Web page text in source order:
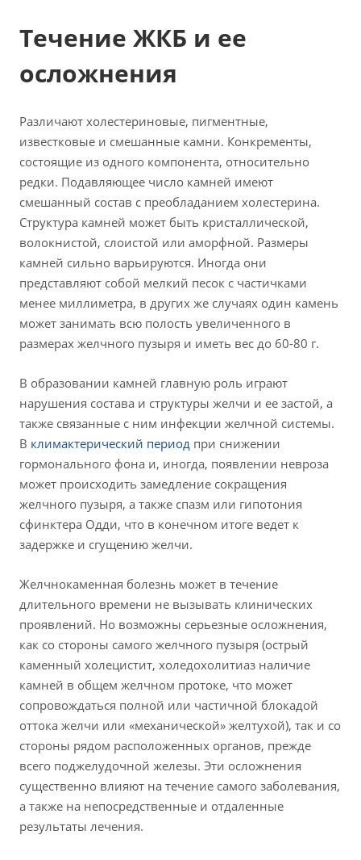
Течение ЖКБ и ее
осложнения
Различают холестериновые, пигментные,
известковые и смешанные камни. Конкременты,
состоящие из одного компонента, относительно
редки. Подавляющее число камней имеют
смешанный состав с преобладанием холестерина.
Структура камней может быть кристаллической,
волокнистой, слоистой или аморфной. Размеры
камней сильно варьируются. Иногда они
представляют собой мелкий песок с частичками
менее миллиметра, в других же случаях один камень
может занимать всю полость увеличенного в
размерах желчного пузыря и иметь вес до 60-80 г.
В образовании камней главную роль играют
нарушения состава и структуры желчи и ее застой, а
также связанные с ним инфекции желчной системы.
В климактерический период при снижении
гормонального фона и, иногда, появлении невроза
может происходить замедление сокращения
желчного пузыря, а также спазм или гипотония
сфинктера Одди, что в конечном итоге ведет к
задержке и сгущению желчи.
Желчнокаменная болезнь может в течение
длительного времени не вызывать клинических
проявлений. Но возможны серьезные осложнения,
как со стороны самого желчного пузыря (острый
каменный холецистит, холедохолитиаз наличие
камней в общем желчном протоке, что может
сопровождаться полной или частичной блокадой
оттока желчи или «механической» желтухой), так и со
стороны рядом расположенных органов, прежде
всего поджелудочной железы. Эти осложнения
существенно влияют на течение самого заболевания,
а также на непосредственные и отдаленные
результаты лечения.